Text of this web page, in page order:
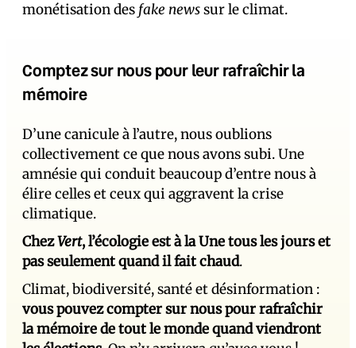
monétisation des fake newssur le climat.
Comptez sur nous pour leur rafraîchir la
mémoire
D’une canicule à l’autre, nous oublions
collectivement ce que nous avons subi. Une
amnésie qui conduit beaucoup d’entre nous à
élire celles et ceux qui aggravent la crise
climatique.
ChezVert, l’écologie est à la Une tous les jours et
pas seulement quand il fait chaud.
Climat, biodiversité, santé et désinformation :
vous pouvez compter sur nous pour rafraîchir
la mémoire de tout le monde quand viendront